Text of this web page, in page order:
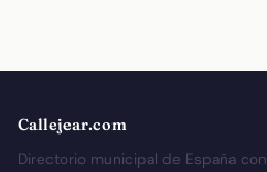
Callejear.com
Directorio municipal de España